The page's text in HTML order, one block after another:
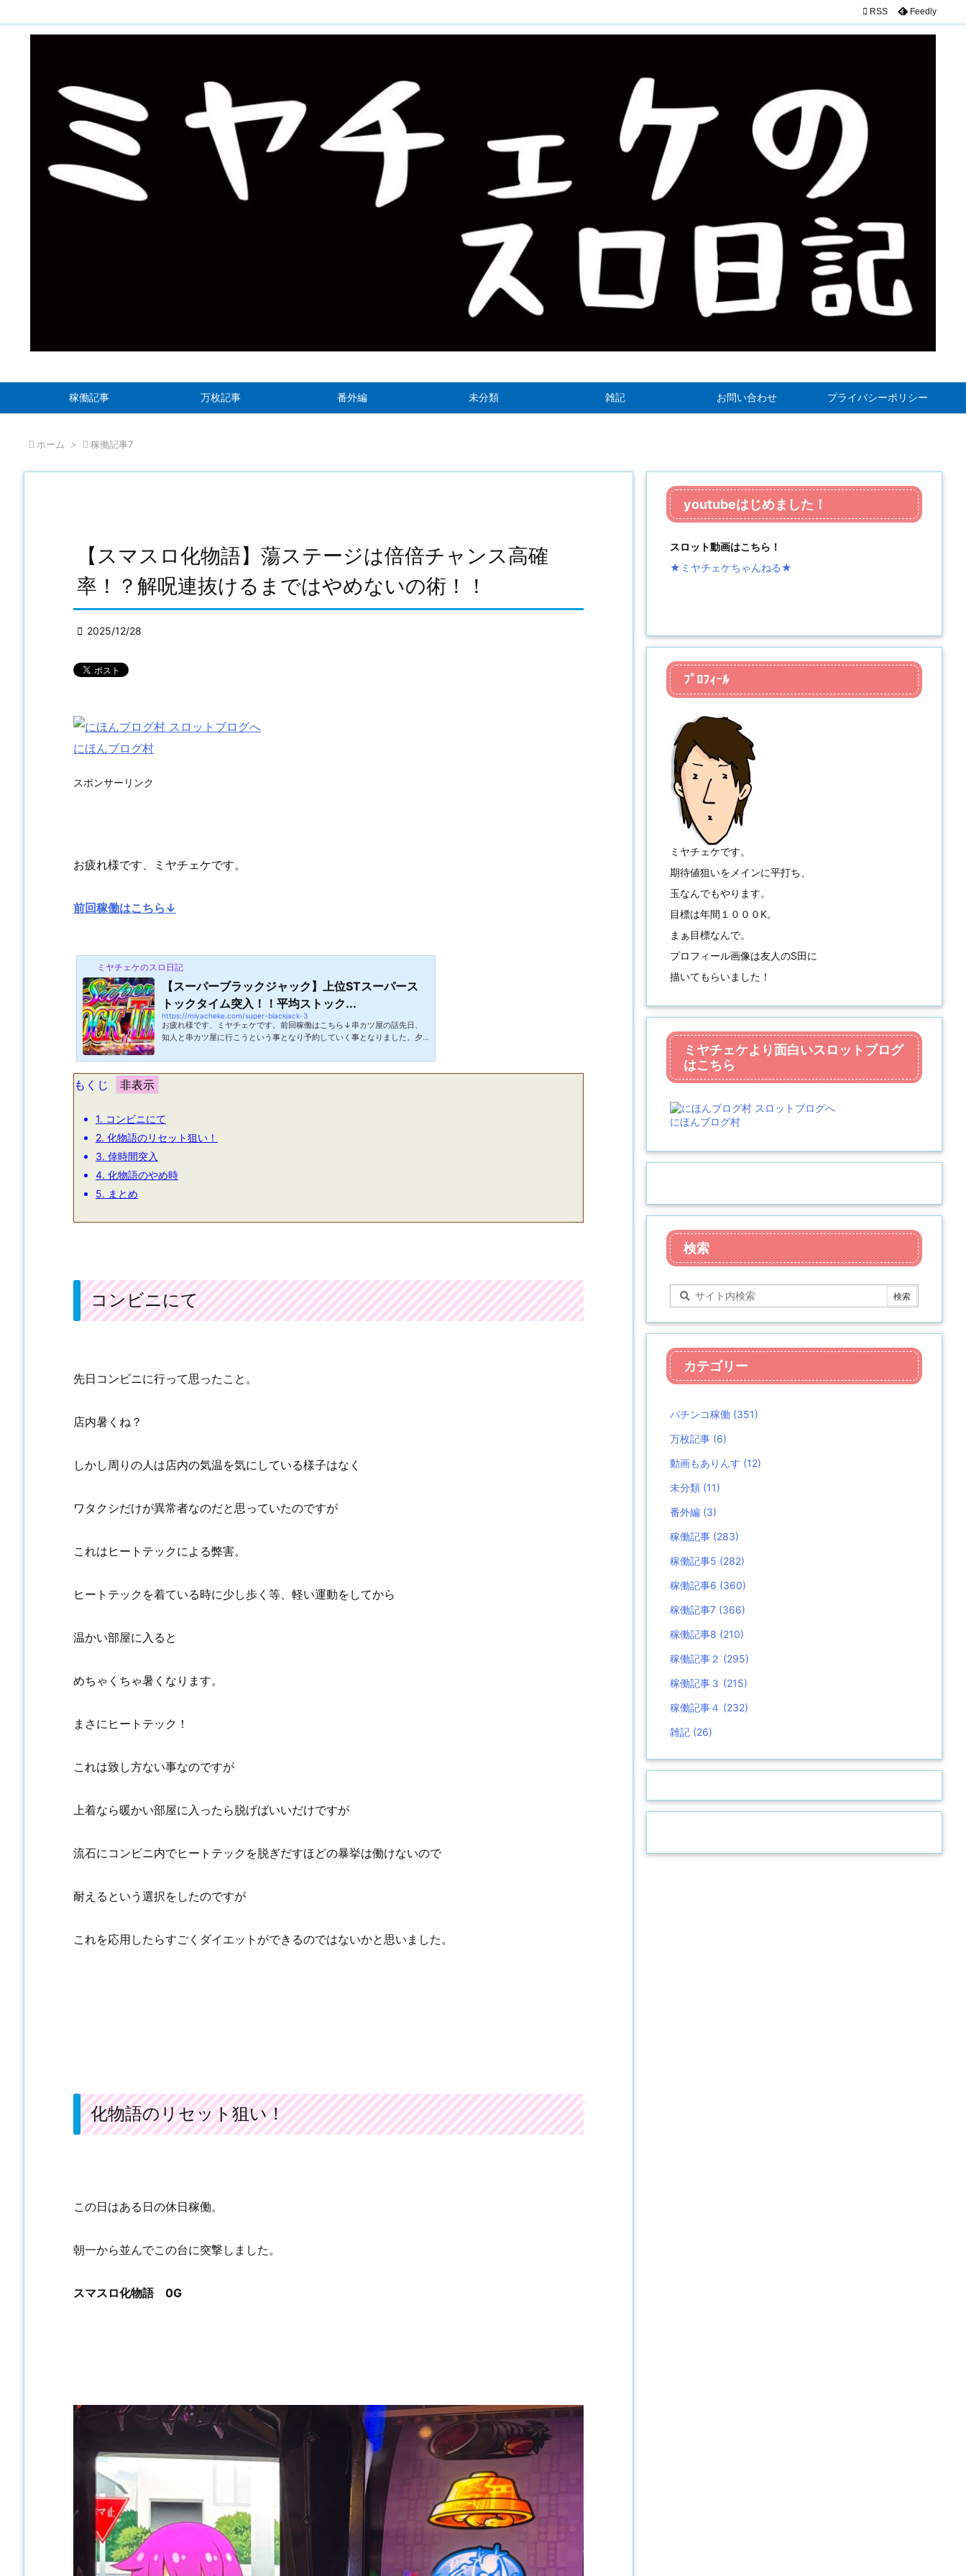
稼働記事 万枚記事 番外編 未分類 雑記 お問い合わせ プライバシーポリシー
 RSS Feedly
 ホーム >  稼働記事7
【スマスロ化物語】蕩ステージは倍倍チャンス高確
率！？解呪連抜けるまではやめないの術！！
 2025/12/28
にほんブログ村
スポンサーリンク
お疲れ様です、ミヤチェケです。
前回稼働はこちら↓
ミヤチェケのスロ日記
【スーパーブラックジャック】上位STスーパース
トックタイム突入！！平均ストック...
https://miyacheke.com/super-blackjack-3
お疲れ様です、ミヤチェケです。前回稼働はこちら↓串カツ屋の話先日、
知人と串カツ屋に行こうという事となり予約していく事となりました。夕
りませんががフライヤーが壊れたので臨時休業となります。」とまさかの
店側からのドタキャン。これはまさかの展開。しかしもう完全に揚げ物の
もくじ
1. コンビニにて
2. 化物語のリセット狙い！
3. 倖時間突入
4. 化物語のやめ時
5. まとめ
コンビニにて
先日コンビニに行って思ったこと。
店内暑くね？
しかし周りの人は店内の気温を気にしている様子はなく
ワタクシだけが異常者なのだと思っていたのですが
これはヒートテックによる弊害。
ヒートテックを着ている時に少し歩く等、軽い運動をしてから
温かい部屋に入ると
めちゃくちゃ暑くなります。
まさにヒートテック！
これは致し方ない事なのですが
上着なら暖かい部屋に入ったら脱げばいいだけですが
流石にコンビニ内でヒートテックを脱ぎだすほどの暴挙は働けないので
耐えるという選択をしたのですが
これを応用したらすごくダイエットができるのではないかと思いました。
化物語のリセット狙い！
この日はある日の休日稼働。
朝一から並んでこの台に突撃しました。
スマスロ化物語 0G
youtubeはじめました！
スロット動画はこちら！
★ミヤチェケちゃんねる★
ﾌﾟﾛﾌｨｰﾙ
ミヤチェケです。
期待値狙いをメインに平打ち、
玉なんでもやります。
目標は年間１０００K。
まぁ目標なんで。
プロフィール画像は友人のS田に
描いてもらいました！
ミヤチェケより面白いスロットブログ
はこちら
にほんブログ村
検索
カテゴリー
パチンコ稼働 (351)
万枚記事 (6)
動画もありんす (12)
未分類 (11)
番外編 (3)
稼働記事 (283)
稼働記事5 (282)
稼働記事6 (360)
稼働記事7 (366)
稼働記事8 (210)
稼働記事２ (295)
稼働記事３ (215)
稼働記事４ (232)
雑記 (26)